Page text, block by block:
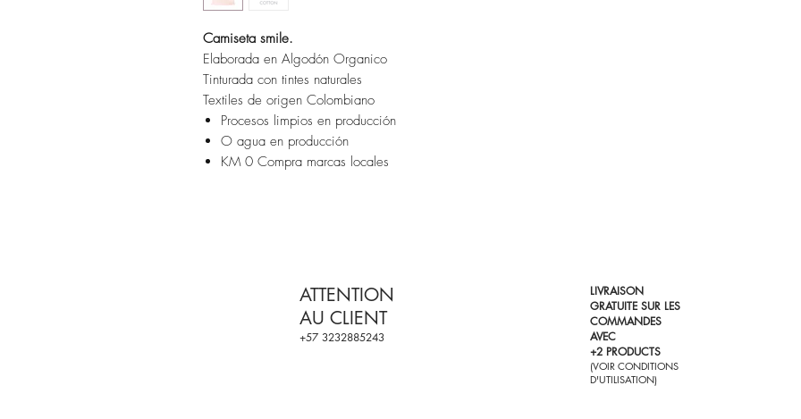
Camiseta smile.
Elaborada en Algodón Organico
Tinturada con tintes naturales
Textiles de origen Colombiano
Procesos limpios en producción
O agua en producción
KM 0 Compra marcas locales
ATTENTION
AU CLIENT
+57 3232885243
LIVRAISON
GRATUITE SUR LES
COMMANDES
AVEC
+2 PRODUCTS
(VOIR CONDITIONS
D'UTILISATION)